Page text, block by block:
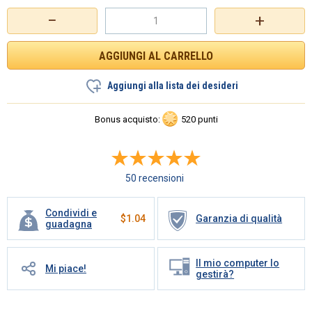
+
−
Aggiungi alla lista dei desideri
Bonus acquisto: 520 punti
50 recensioni
Condividi e
guadagna
$1.04 Garanzia di qualità
Mi piace!
Il mio computer lo
gestirà?